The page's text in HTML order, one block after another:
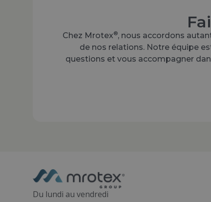
Chez Mrotex®, nous accordons
de nos relations. Notre équipe
questions et vous accompagner
Du lundi au vendredi